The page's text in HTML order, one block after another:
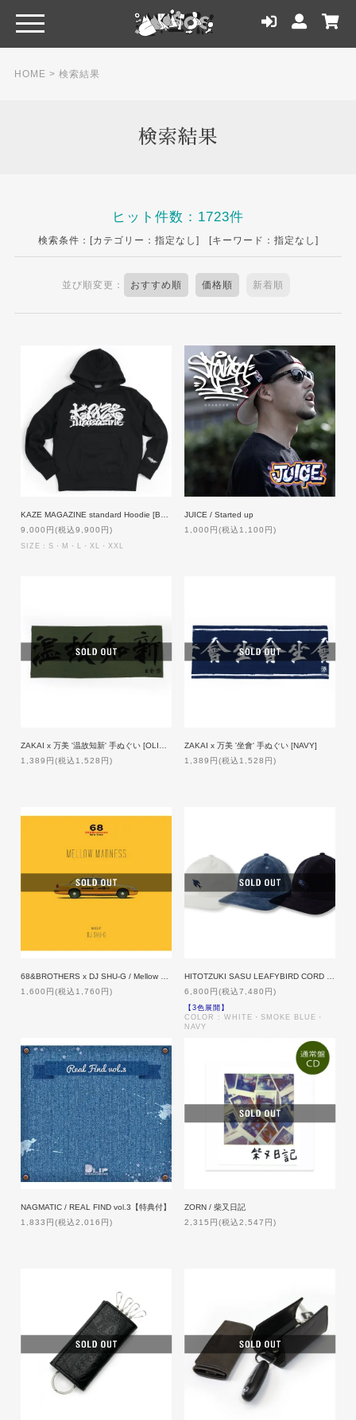
HOME > 検索結果
検索結果
ヒット件数：1723件
検索条件：[カテゴリー：指定なし] [キーワード：指定なし]
並び順変更： おすすめ順 価格順 新着順
9,000円(税込9,900円)
SIZE：S・M・L・XL・XXL
JUICE / Started up
1,000円(税込1,100円)
1,389円(税込1,528円)
ZAKAI x 万美 '坐會' 手ぬぐい [NAVY]
1,389円(税込1,528円)
1,600円(税込1,760円)
6,800円(税込7,480円)
【3色展開】
COLOR : WHITE・SMOKE BLUE・
NAVY
NAGMATIC / REAL FIND vol.3【特典付】
1,833円(税込2,016円)
ZORN / 柴又日記
2,315円(税込2,547円)